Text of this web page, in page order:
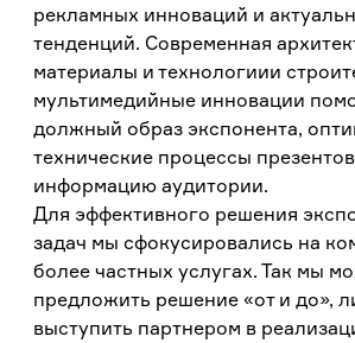
рекламных инноваций и
тенденций. Современная
материалы и технологиии
мультимедийные инновации
должный образ экспонента,
технические процессы
информацию аудитории.
Для эффективного решения
задач мы сфокусировались на
более частных услугах. Так мы
предложить решение «от и до»,
выступить партнером в